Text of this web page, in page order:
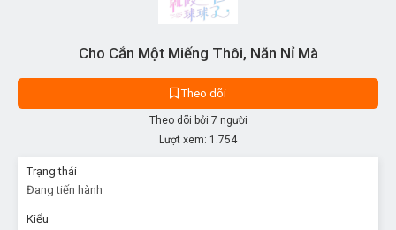
Cho Cắn Một Miếng Thôi, Năn Nỉ Mà
Theo dõi
Theo dõi bởi 7 người
Lượt xem: 1.754
Trạng thái
Đang tiến hành
Kiểu